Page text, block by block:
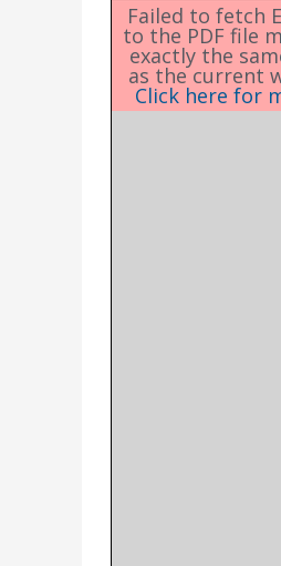
Failed to fetch
to the PDF file
exactly the
as the current
Click here for